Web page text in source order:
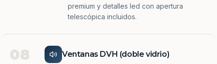
premium y detalles led con apertura
telescópica incluidos.
08 Ventanas DVH (doble vidrio)